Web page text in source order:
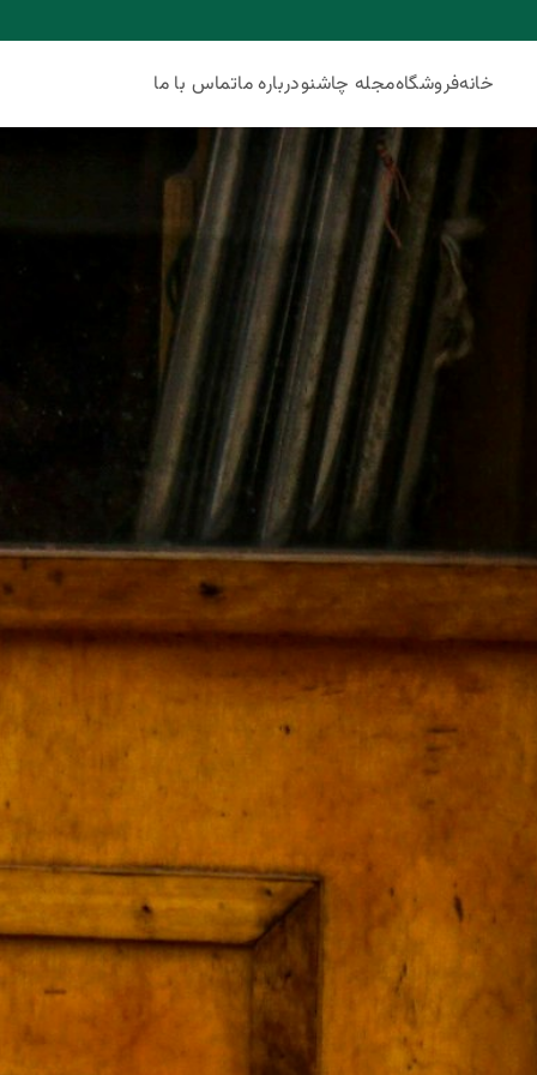
خانهفروشگاهمجله چاشنودرباره ماتماس با ما